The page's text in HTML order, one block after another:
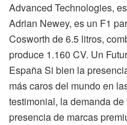
Advanced Technologies,
Adrian Newey, es un F1
Cosworth de 6.5 litros,
produce 1.160 CV. Un
España Si bien la
más caros del mundo en
testimonial, la demanda
presencia de marcas